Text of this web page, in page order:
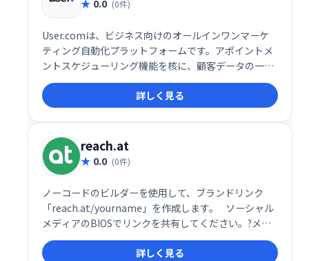
(0件)
User.comは、ビジネス向けのオールインワンマーケ
ティング自動化プラットフォームです。アポイントメ
ントスケジューリング機能を核に、顧客データの一元
管理でエンゲージメントとコンバージョン率向上を実
現します。様々なコミュニケーションチャネルを統合
し、効率的な顧客接点を促進。予約スケジュールの最
適化で、ビジネス成長を支援します。
詳しく見る
reach.at
0.0 (0件)
ノーコードのビルダーを使用して、ブランドリンク
「reach.at/yourname」を作成します。⠀ソーシャル
メディアのBIOSでリンクを共有してください。?メー
ルの署名✉️など。誰かがあなたに連絡したときにすぐ
にメール通知を受け取ります。
詳しく見る